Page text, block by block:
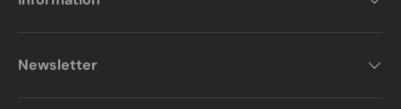
Newsletter